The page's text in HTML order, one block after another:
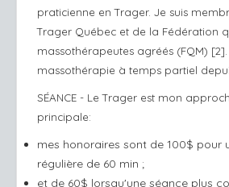
praticienne en Trager. Je suis
Trager Québec et de la Fédération
massothérapeutes agréés (FQM)
massothérapie à temps partiel
SÉANCE - L e Trager est mon
principale:
mes honoraires sont de 100$ pour
régulière de 60 min ;
et de 60$ lorsqu'une séance plus